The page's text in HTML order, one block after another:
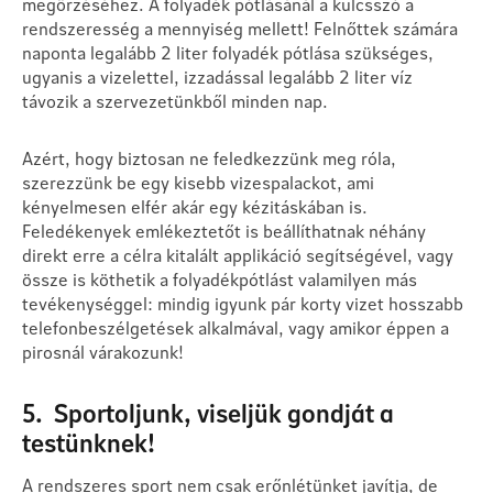
rendszeresség a mennyiség mellett! Felnőttek számára
naponta legalább 2 liter folyadék pótlása szükséges,
ugyanis a vizelettel, izzadással legalább 2 liter víz
távozik a szervezetünkből minden nap.
Azért, hogy biztosan ne feledkezzünk meg róla,
szerezzünk be egy kisebb vizespalackot, ami
kényelmesen elfér akár egy kézitáskában is.
Feledékenyek emlékeztetőt is beállíthatnak néhány
direkt erre a célra kitalált applikáció segítségével, vagy
össze is köthetik a folyadékpótlást valamilyen más
tevékenységgel: mindig igyunk pár korty vizet hosszabb
telefonbeszélgetések alkalmával, vagy amikor éppen a
pirosnál várakozunk!
5. Sportoljunk, viseljük gondját a
testünknek!
A rendszeres sport nem csak erőnlétünket javítja, de